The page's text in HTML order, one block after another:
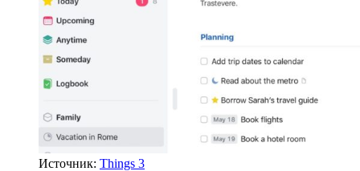
Источник: Things 3